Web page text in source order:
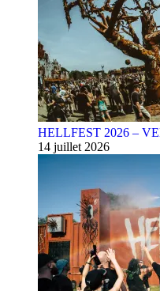
HELLFEST 2026 –
14 juillet 2026